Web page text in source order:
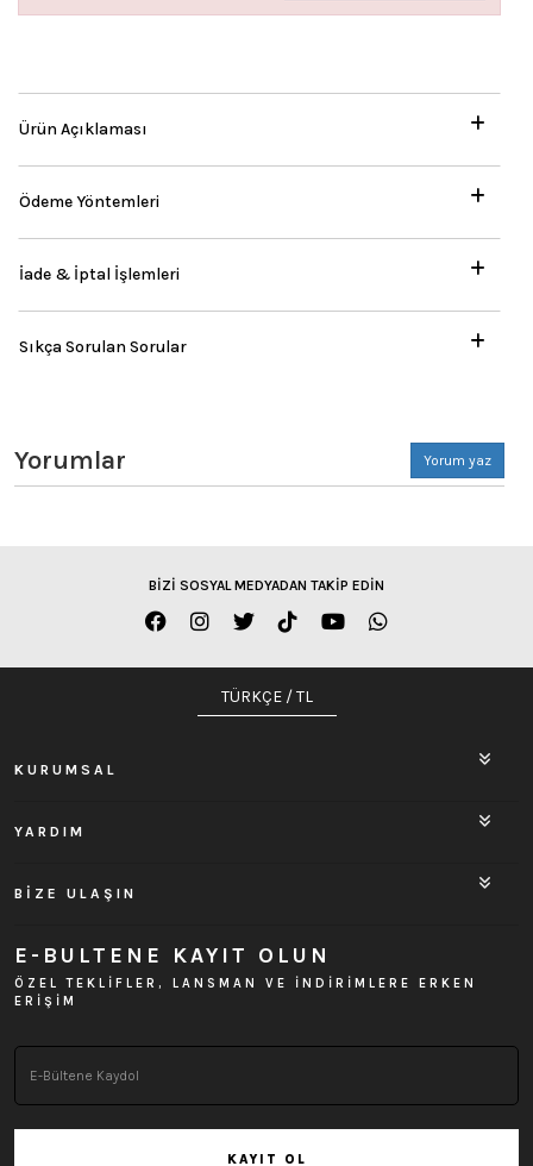
Ürün Açıklaması
Ödeme Yöntemleri
İade & İptal İşlemleri
Sıkça Sorulan Sorular
Yorumlar Yorum yaz
BİZİ SOSYAL MEDYADAN TAKİP EDİN
TÜRKÇE / TL
KURUMSAL
YARDIM
BİZE ULAŞIN
E-BULTENE KAYIT OLUN
ÖZEL TEKLİFLER, LANSMAN VE İNDİRİMLERE ERKEN
ERİŞİM
KAYIT OL